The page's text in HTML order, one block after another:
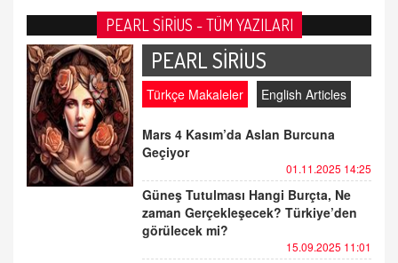
PEARL SİRİUS - TÜM YAZILARI
PEARL SİRİUS
Türkçe Makaleler English Articles
Mars 4 Kasım’da Aslan Burcuna
Geçiyor
01.11.2025 14:25
Güneş Tutulması Hangi Burçta, Ne
zaman Gerçekleşecek? Türkiye’den
görülecek mi?
15.09.2025 11:01